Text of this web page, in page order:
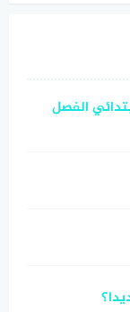
الفصل